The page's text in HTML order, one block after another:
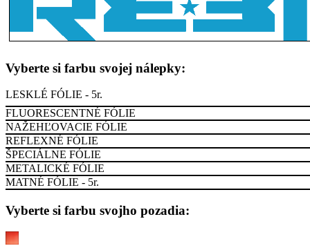
Vyberte si farbu svojej nálepky:
LESKLÉ FÓLIE - 5r.
FLUORESCENTNÉ FÓLIE
NAŽEHĽOVACIE FÓLIE
REFLEXNÉ FÓLIE
ŠPECIÁLNE FÓLIE
METALICKÉ FÓLIE
MATNÉ FÓLIE - 5r.
Vyberte si farbu svojho pozadia: